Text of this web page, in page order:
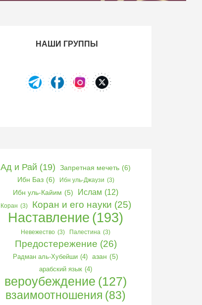
НАШИ ГРУППЫ
Ад и Рай (19) Запретная мечеть (6)
Ибн Баз (6) Ибн уль-Джаузи (3)
Ибн уль-Кайим (5) Ислам (12)
Коран (3) Коран и его науки (25)
Наставление (193)
Невежество (3) Палестина (3)
Предостережение (26)
Радман аль-Хубейши (4) азан (5)
арабский язык (4)
вероубеждение (127)
взаимоотношения (83)